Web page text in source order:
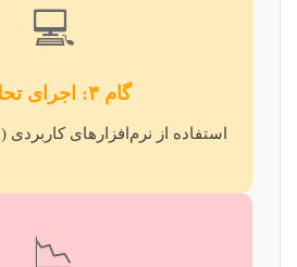
💻
گام ۳: اجرای تحلیل
استفاده از نرم‌افزارهای کاربردی (R, SPSS, Python).
📉